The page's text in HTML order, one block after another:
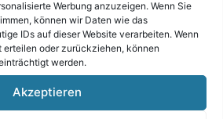
Werbung anzuzeigen. Wenn Sie
können wir Daten wie das
IDs auf dieser Website verarbeiten. Wenn
erteilen oder zurückziehen, können
werden.
Akzeptieren